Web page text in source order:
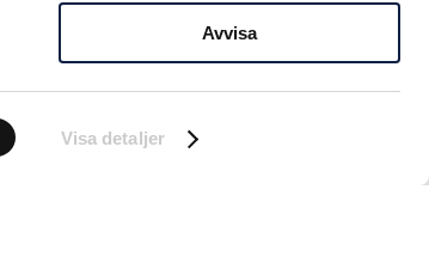
Visa detaljer
Avvisa